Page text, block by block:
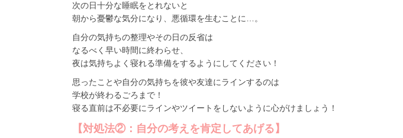
次の日十分な睡眠をとれないと
朝から憂鬱な気分になり、悪循環を生むことに…。
自分の気持ちの整理やその日の反省は
なるべく早い時間に終わらせ、
夜は気持ちよく寝れる準備をするようにしてください！
思ったことや自分の気持ちを彼や友達にラインするのは
学校が終わるごろまで！
寝る直前は不必要にラインやツイートをしないように心がけましょう！
【対処法②：自分の考えを肯定してあげる】